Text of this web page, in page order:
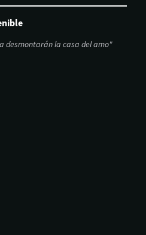
desmontarán la casa del amo"